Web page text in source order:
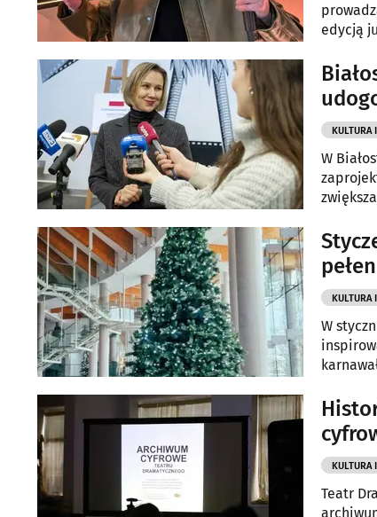
edycją
KULTURA
W
KULTURA
W
KULTURA
Teatr